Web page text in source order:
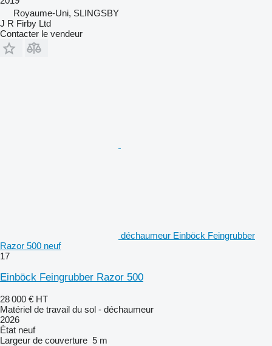
Royaume-Uni, SLINGSBY
J R Firby Ltd
Contacter le vendeur
déchaumeur Einböck Feingrubber
Razor 500 neuf
17
Einböck Feingrubber Razor 500
28 000 € HT
Matériel de travail du sol - déchaumeur
2026
État neuf
Largeur de couverture 5 m